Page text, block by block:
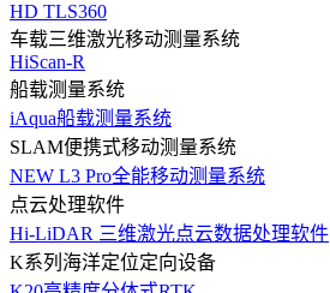
HD TLS360
车载三维激光移动测量系统
HiScan-R
船载测量系统
iAqua船载测量系统
SLAM便携式移动测量系统
NEW L3 Pro全能移动测量系统
点云处理软件
Hi-LiDAR 三维激光点云数据处理软件
K系列海洋定位定向设备